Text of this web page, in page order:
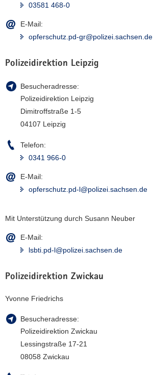
03581 468-0
E-Mail:
opferschutz.pd-gr@polizei.sachsen.de
Polizeidirektion Leipzig
Besucheradresse:
Polizeidirektion Leipzig
Dimitroffstraße 1-5
04107 Leipzig
Telefon:
0341 966-0
E-Mail:
opferschutz.pd-l@polizei.sachsen.de
Mit Unterstützung durch Susann Neuber
E-Mail:
lsbti.pd-l@polizei.sachsen.de
Polizeidirektion Zwickau
Yvonne Friedrichs
Besucheradresse:
Polizeidirektion Zwickau
Lessingstraße 17-21
08058 Zwickau